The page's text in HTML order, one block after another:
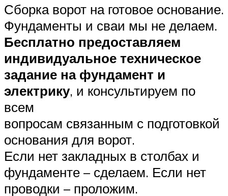
Сборка ворот на готовое основание.
Фундаменты и сваи мы не делаем.
Бесплатно предоставляем
индивидуальное техническое
задание на фундамент и
электрику, и консультируем по
всем
вопросам связанным с подготовкой
основания для ворот.
Если нет закладных в столбах и
фундаменте – сделаем. Если нет
проводки – проложим.